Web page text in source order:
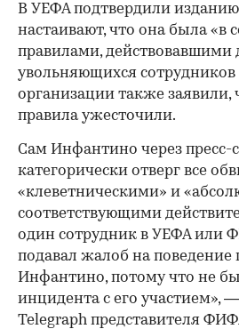
В УЕФА подтвердили
настаивают, что она была «в
правилами, действовавшими
увольняющихся сотрудников
организации также заявили,
правила ужесточили.
Сам Инфантино через
категорически отверг все
«клеветническими» и
соответствующими
один сотрудник в УЕФА или
подавал жалоб на поведение
Инфантино, потому что не
инцидента с его участием»,
Telegraph представителя